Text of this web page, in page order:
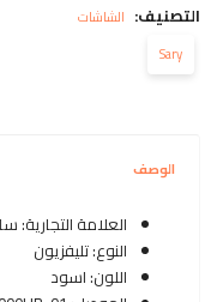
التصنيف: الشاشات
Sary
الوصف
العلامة التجارية:
النوع: تليفزيون
اللون: اسود